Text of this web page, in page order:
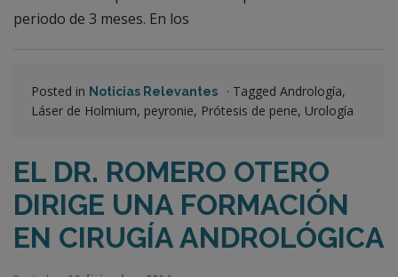
periodo de 3 meses. En los
Posted in Noticias Relevantes · Tagged Andrología,
Láser de Holmium, peyronie, Prótesis de pene, Urología
EL DR. ROMERO OTERO
DIRIGE UNA FORMACIÓN
EN CIRUGÍA ANDROLÓGICA